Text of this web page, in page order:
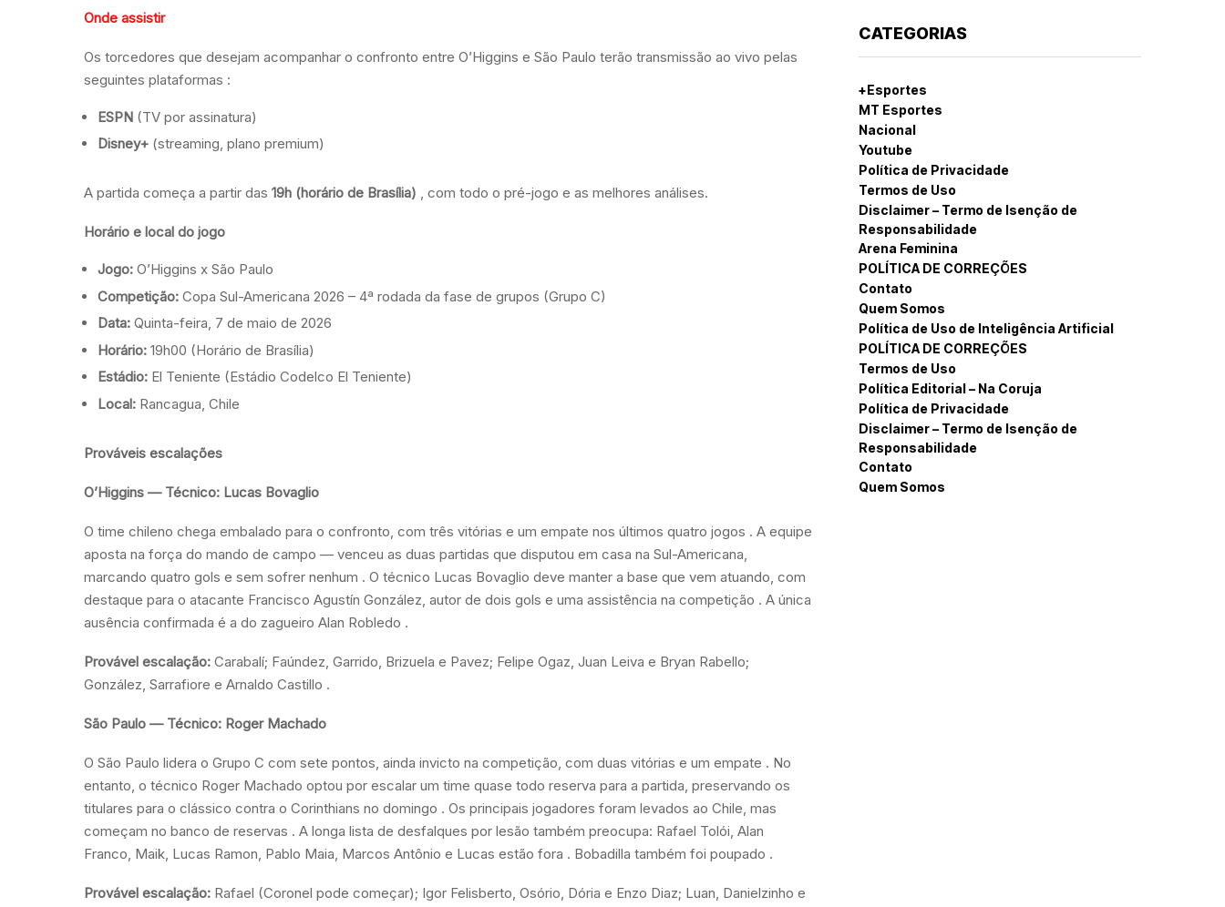
Onde assistir
Os torcedores que desejam acompanhar o confronto entre O’Higgins e São Paulo terão transmissão ao vivo pelas
seguintes plataformas :
ESPN (TV por assinatura)
Disney+ (streaming, plano premium)
A partida começa a partir das 19h (horário de Brasília) , com todo o pré-jogo e as melhores análises.
Horário e local do jogo
Jogo: O’Higgins x São Paulo
Competição: Copa Sul-Americana 2026 – 4ª rodada da fase de grupos (Grupo C)
Data: Quinta-feira, 7 de maio de 2026
Horário: 19h00 (Horário de Brasília)
Estádio: El Teniente (Estádio Codelco El Teniente)
Local: Rancagua, Chile
Prováveis escalações
O’Higgins — Técnico: Lucas Bovaglio
O time chileno chega embalado para o confronto, com três vitórias e um empate nos últimos quatro jogos . A equipe
aposta na força do mando de campo — venceu as duas partidas que disputou em casa na Sul-Americana,
marcando quatro gols e sem sofrer nenhum . O técnico Lucas Bovaglio deve manter a base que vem atuando, com
destaque para o atacante Francisco Agustín González, autor de dois gols e uma assistência na competição . A única
ausência confirmada é a do zagueiro Alan Robledo .
Provável escalação: Carabalí; Faúndez, Garrido, Brizuela e Pavez; Felipe Ogaz, Juan Leiva e Bryan Rabello;
González, Sarrafiore e Arnaldo Castillo .
São Paulo — Técnico: Roger Machado
O São Paulo lidera o Grupo C com sete pontos, ainda invicto na competição, com duas vitórias e um empate . No
entanto, o técnico Roger Machado optou por escalar um time quase todo reserva para a partida, preservando os
titulares para o clássico contra o Corinthians no domingo . Os principais jogadores foram levados ao Chile, mas
começam no banco de reservas . A longa lista de desfalques por lesão também preocupa: Rafael Tolói, Alan
Franco, Maik, Lucas Ramon, Pablo Maia, Marcos Antônio e Lucas estão fora . Bobadilla também foi poupado .
Provável escalação: Rafael (Coronel pode começar); Igor Felisberto, Osório, Dória e Enzo Diaz; Luan, Danielzinho e
CATEGORIAS
+Esportes
MT Esportes
Nacional
Youtube
Política de Privacidade
Termos de Uso
Disclaimer – Termo de Isenção de
Responsabilidade
Arena Feminina
POLÍTICA DE CORREÇÕES
Contato
Quem Somos
Política de Uso de Inteligência Artificial
POLÍTICA DE CORREÇÕES
Termos de Uso
Política Editorial – Na Coruja
Política de Privacidade
Disclaimer – Termo de Isenção de
Responsabilidade
Contato
Quem Somos